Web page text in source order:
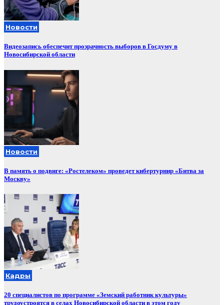
Новости
Видеозапись обеспечит прозрачность выборов в Госдуму в
Новосибирской области
Новости
В память о подвиге: «Ростелеком» проведет кибертурнир «Битва за
Москву»
Кадры
20 специалистов по программе «Земский работник культуры»
трудоустроятся в селах Новосибирской области в этом году